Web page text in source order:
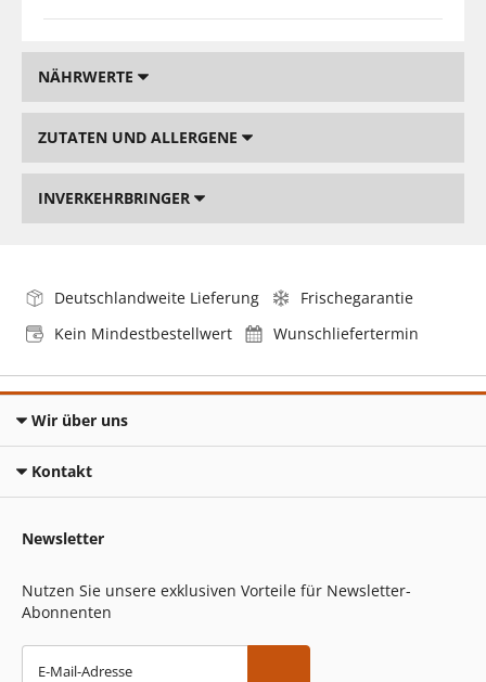
NÄHRWERTE
ZUTATEN UND ALLERGENE
INVERKEHRBRINGER
Deutschlandweite Lieferung
Frischegarantie
Kein Mindestbestellwert
Wunschliefertermin
Wir über uns
Kontakt
Newsletter
Nutzen Sie unsere exklusiven Vorteile für Newsletter-
Abonnenten
E-Mail-Adresse